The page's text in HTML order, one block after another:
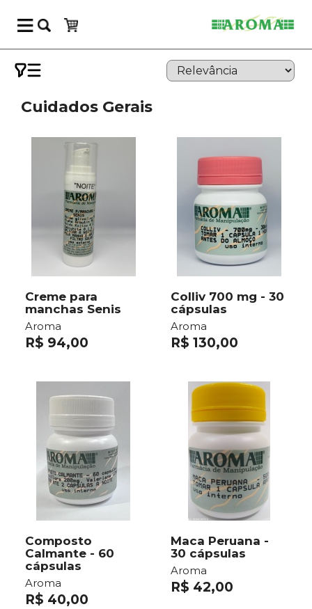
Cuidados Gerais
Creme para
manchas Senis
Aroma
R$ 94,00
Colliv 700 mg - 30
cápsulas
Aroma
R$ 130,00
Composto
Calmante - 60
cápsulas
Aroma
R$ 40,00
Maca Peruana -
30 cápsulas
Aroma
R$ 42,00